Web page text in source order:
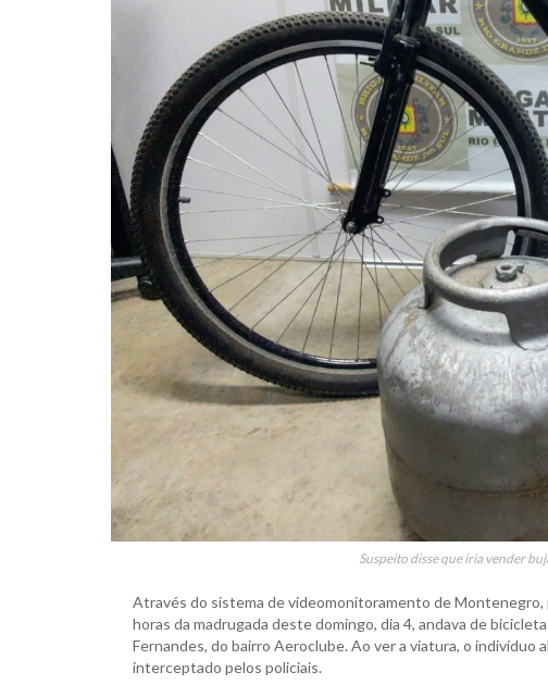
Suspeito disse que iria vender
Através do sistema de videomonitoramento de
horas da madrugada deste domingo, dia 4, andava de
Fernandes, do bairro Aeroclube. Ao ver a viatura, o
interceptado pelos policiais.